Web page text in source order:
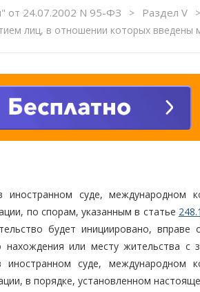
от 24.07.2002 N 95-ФЗ > Раздел V >
лиц, в отношении которых введены
суде, международном
по спорам, указанным в статье 248.1
будет инициировано, вправе
или месту жительства с
суде, международном
в порядке, установленном